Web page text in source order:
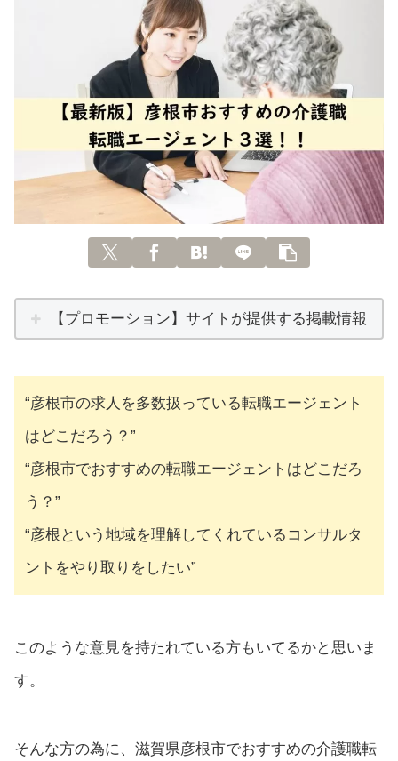
【プロモーション】サイトが提供する掲載情報
“彦根市の求人を多数扱っている転職エージェント
はどこだろう？”
“彦根市でおすすめの転職エージェントはどこだろ
う？”
“彦根という地域を理解してくれているコンサルタ
ントをやり取りをしたい”
このような意見を持たれている方もいてるかと思いま
す。
そんな方の為に、滋賀県彦根市でおすすめの介護職転